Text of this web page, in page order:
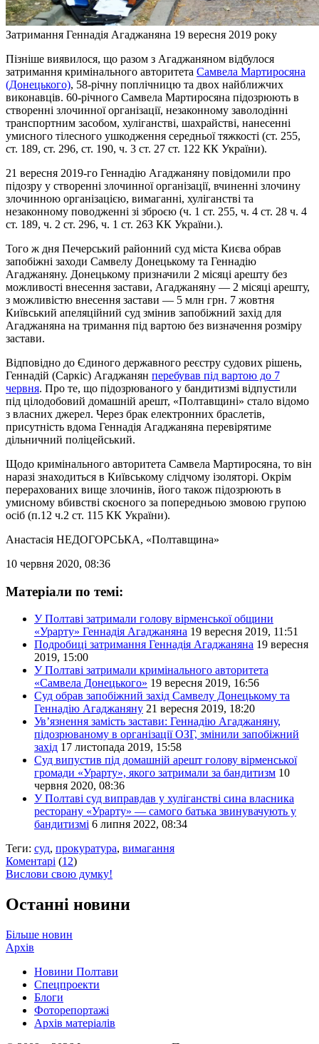
Затримання Геннадія Агаджаняна 19 вересня 2019 року
Пізніше виявилося, що разом з Агаджаняном відбулося
затримання кримінального авторитета Самвела Мартиросяна
(Донецького), 58-річну поплічницю та двох найближчих
виконавців. 60-річного Самвела Мартиросяна підозрюють в
створенні злочинної організації, незаконному заволодінні
транспортним засобом, хуліганстві, шахрайстві, нанесенні
умисного тілесного ушкодження середньої тяжкості (ст. 255,
ст. 189, ст. 296, ст. 190, ч. 3 ст. 27 ст. 122 КК України).
21 вересня 2019-го Геннадію Агаджаняну повідомили про
підозру у створенні злочинної організації, вчиненні злочину
злочинною організацією, вимаганні, хуліганстві та
незаконному поводженні зі зброєю (ч. 1 ст. 255, ч. 4 ст. 28 ч. 4
ст. 189, ч. 2 ст. 296, ч. 1 ст. 263 КК України.).
Того ж дня Печерський районний суд міста Києва обрав
запобіжні заходи Самвелу Донецькому та Геннадію
Агаджаняну. Донецькому призначили 2 місяці арешту без
можливості внесення застави, Агаджаняну — 2 місяці арешту,
з можливістю внесення застави — 5 млн грн. 7 жовтня
Київський апеляційний суд змінив запобіжний захід для
Агаджаняна на тримання під вартою без визначення розміру
застави.
Відповідно до Єдиного державного реєстру судових рішень,
Геннадій (Саркіс) Агаджанян перебував під вартою до 7
червня. Про те, що підозрюваного у бандитизмі відпустили
під цілодобовий домашній арешт, «Полтавщині» стало відомо
з власних джерел. Через брак електронних браслетів,
присутність вдома Геннадія Агаджаняна перевірятиме
дільничний поліцейський.
Щодо кримінального авторитета Самвела Мартиросяна, то він
наразі знаходиться в Київському слідчому ізоляторі. Окрім
перерахованих вище злочинів, його також підозрюють в
умисному вбивстві скоєного за попередньою змовою групою
осіб (п.12 ч.2 ст. 115 КК України).
Анастасія НЕДОГОРСЬКА, «Полтавщина»
10 червня 2020, 08:36
Матеріали по темі:
У Полтаві затримали голову вірменської общини
«Урарту» Геннадія Агаджаняна 19 вересня 2019, 11:51
Подробиці затримання Геннадія Агаджаняна 19 вересня
2019, 15:00
У Полтаві затримали кримінального авторитета
«Самвела Донецького» 19 вересня 2019, 16:56
Суд обрав запобіжний захід Самвелу Донецькому та
Геннадію Агаджаняну 21 вересня 2019, 18:20
Ув’язнення замість застави: Геннадію Агаджаняну,
підозрюваному в організації ОЗГ, змінили запобіжний
захід 17 листопада 2019, 15:58
Суд випустив під домашній арешт голову вірменської
громади «Урарту», якого затримали за бандитизм 10
червня 2020, 08:36
У Полтаві суд виправдав у хуліганстві сина власника
ресторану «Урарту» — самого батька звинувачують у
бандитизмі 6 липня 2022, 08:34
Теги: суд, прокуратура, вимагання
Коментарі (12)
Вислови свою думку!
Останні новини
Більше новин
Архів
Новини Полтави
Спецпроекти
Блоги
Фоторепортажі
Архів матеріалів